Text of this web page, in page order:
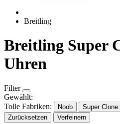
Breitling
Breitling Super
Uhren
Filter
Gewählt:
Tolle Fabriken:
Noob Super
Zurücksetzen
Verfeinern